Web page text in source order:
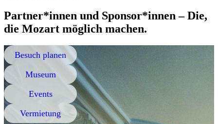
Partner*innen und Sponsor*innen – Die,
die Mozart möglich machen.
Besuch planen
Museum
Events
Vermietung